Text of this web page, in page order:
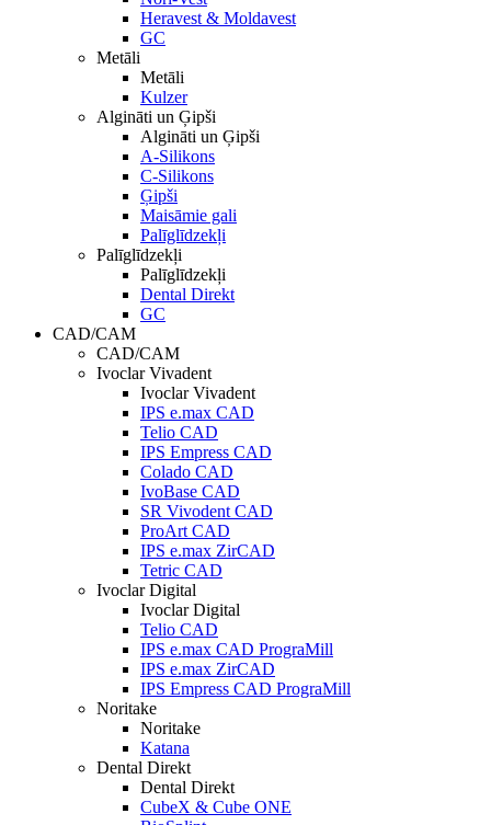
Heravest & Moldavest
GC
Metāli
Metāli
Kulzer
Algināti un Ģipši
Algināti un Ģipši
A-Silikons
C-Silikons
Ģipši
Maisāmie gali
Palīglīdzekļi
Palīglīdzekļi
Palīglīdzekļi
Dental Direkt
GC
CAD/CAM
CAD/CAM
Ivoclar Vivadent
Ivoclar Vivadent
IPS e.max CAD
Telio CAD
IPS Empress CAD
Colado CAD
IvoBase CAD
SR Vivodent CAD
ProArt CAD
IPS e.max ZirCAD
Tetric CAD
Ivoclar Digital
Ivoclar Digital
Telio CAD
IPS e.max CAD PrograMill
IPS e.max ZirCAD
IPS Empress CAD PrograMill
Noritake
Noritake
Katana
Dental Direkt
Dental Direkt
CubeX & Cube ONE